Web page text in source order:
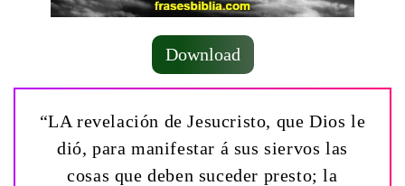
Download
“LA revelación de Jesucristo, que Dios le
dió, para manifestar á sus siervos las
cosas que deben suceder presto; la